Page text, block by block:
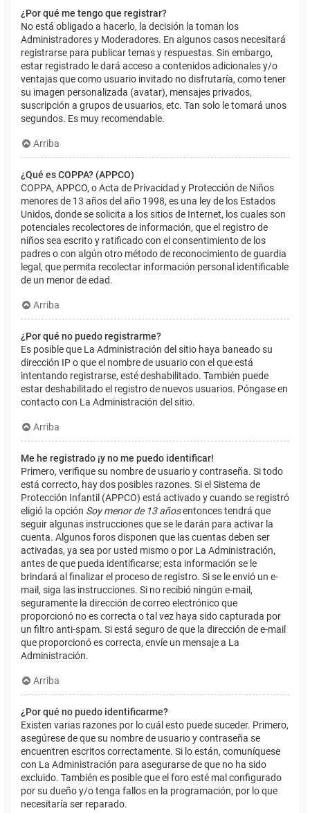
¿Por qué me tengo que registrar?
No está obligado a hacerlo, la decisión la toman los
Administradores y Moderadores. En algunos casos necesitará
registrarse para publicar temas y respuestas. Sin embargo,
estar registrado le dará acceso a contenidos adicionales y/o
ventajas que como usuario invitado no disfrutaría, como tener
su imagen personalizada (avatar), mensajes privados,
suscripción a grupos de usuarios, etc. Tan solo le tomará unos
segundos. Es muy recomendable.
Arriba
¿Qué es COPPA? (APPCO)
COPPA, APPCO, o Acta de Privacidad y Protección de Niños
menores de 13 años del año 1998, es una ley de los Estados
Unidos, donde se solicita a los sitios de Internet, los cuales son
potenciales recolectores de información, que el registro de
niños sea escrito y ratificado con el consentimiento de los
padres o con algún otro método de reconocimiento de guardia
legal, que permita recolectar información personal identificable
de un menor de edad.
Arriba
¿Por qué no puedo registrarme?
Es posible que La Administración del sitio haya baneado su
dirección IP o que el nombre de usuario con el que está
intentando registrarse, esté deshabilitado. También puede
estar deshabilitado el registro de nuevos usuarios. Póngase en
contacto con La Administración del sitio.
Arriba
Me he registrado ¡y no me puedo identificar!
Primero, verifique su nombre de usuario y contraseña. Si todo
está correcto, hay dos posibles razones. Si el Sistema de
Protección Infantil (APPCO) está activado y cuando se registró
eligió la opción Soy menor de 13 añosentonces tendrá que
seguir algunas instrucciones que se le darán para activar la
cuenta. Algunos foros disponen que las cuentas deben ser
activadas, ya sea por usted mismo o por La Administración,
antes de que pueda identificarse; esta información se le
brindará al finalizar el proceso de registro. Si se le envió un e-
mail, siga las instrucciones. Si no recibió ningún e-mail,
seguramente la dirección de correo electrónico que
proporcionó no es correcta o tal vez haya sido capturada por
un filtro anti-spam. Si está seguro de que la dirección de e-mail
que proporcionó es correcta, envíe un mensaje a La
Administración.
Arriba
¿Por qué no puedo identificarme?
Existen varias razones por lo cuál esto puede suceder. Primero,
asegúrese de que su nombre de usuario y contraseña se
encuentren escritos correctamente. Si lo están, comuníquese
con La Administración para asegurarse de que no ha sido
excluido. También es posible que el foro esté mal configurado
por su dueño y/o tenga fallos en la programación, por lo que
necesitaría ser reparado.